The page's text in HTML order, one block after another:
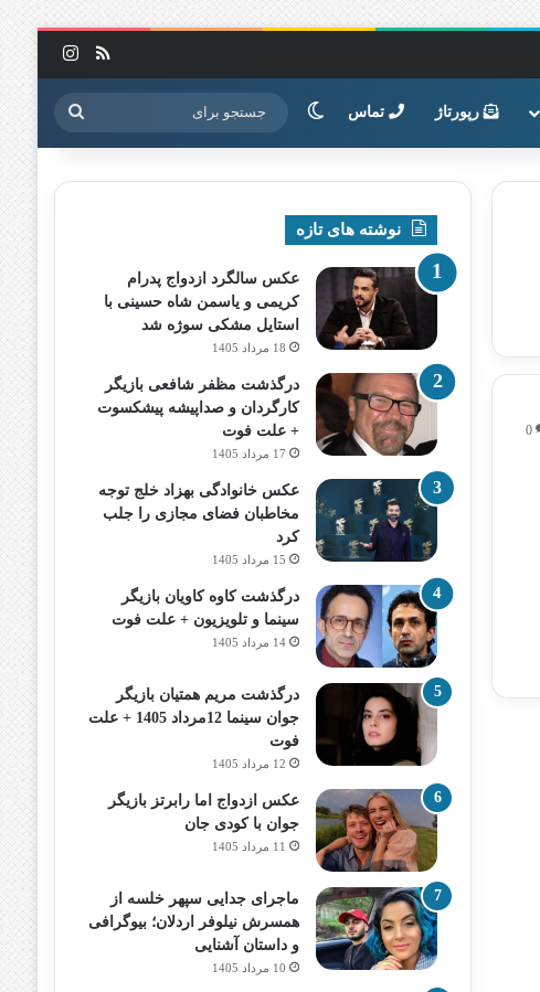
خوراک
رپورتاژ تماس تغییر پوسته جستجو
برای
0
نوشته های تازه
عکس سالگرد ازدواج پدرام
کریمی و یاسمن شاه‌ حسینی با
استایل مشکی سوژه شد
18 مرداد 1405
درگذشت مظفر شافعی بازیگر
کارگردان و صداپیشه پیشکسوت
+ علت فوت
17 مرداد 1405
عکس خانوادگی بهزاد خلج توجه
مخاطبان فضای مجازی را جلب
کرد
15 مرداد 1405
درگذشت کاوه کاویان بازیگر
سینما و تلویزیون + علت فوت
14 مرداد 1405
درگذشت مریم همتیان بازیگر
جوان سینما 12مرداد 1405 + علت
فوت
12 مرداد 1405
عکس ازدواج اما رابرتز بازیگر
جوان با کودی جان
11 مرداد 1405
ماجرای جدایی سپهر خلسه از
همسرش نیلوفر اردلان؛ بیوگرافی
و داستان آشنایی
10 مرداد 1405